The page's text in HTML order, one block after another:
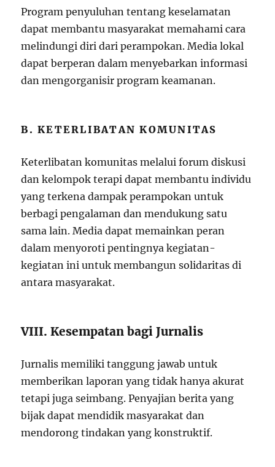
Program penyuluhan tentang keselamatan
dapat membantu masyarakat memahami cara
melindungi diri dari perampokan. Media lokal
dapat berperan dalam menyebarkan informasi
dan mengorganisir program keamanan.
B. KETERLIBATAN KOMUNITAS
Keterlibatan komunitas melalui forum diskusi
dan kelompok terapi dapat membantu individu
yang terkena dampak perampokan untuk
berbagi pengalaman dan mendukung satu
sama lain. Media dapat memainkan peran
dalam menyoroti pentingnya kegiatan-
kegiatan ini untuk membangun solidaritas di
antara masyarakat.
VIII. Kesempatan bagi Jurnalis
Jurnalis memiliki tanggung jawab untuk
memberikan laporan yang tidak hanya akurat
tetapi juga seimbang. Penyajian berita yang
bijak dapat mendidik masyarakat dan
mendorong tindakan yang konstruktif.